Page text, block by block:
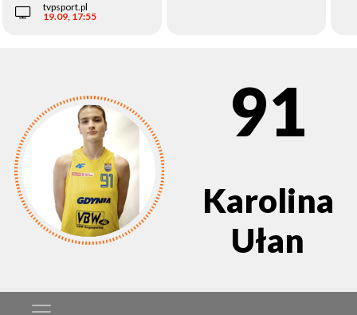
tvpsport.pl
19.09, 17:55
91
Karolina
Ułan